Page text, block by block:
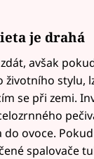
je drahá
avšak
životního stylu,
se při zemi.
do ovoce.
spalovače